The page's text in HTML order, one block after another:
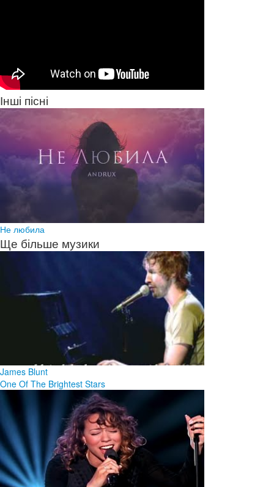
Інші пісні
Не любила
Ще більше музики
James Blunt
One Of The Brightest Stars